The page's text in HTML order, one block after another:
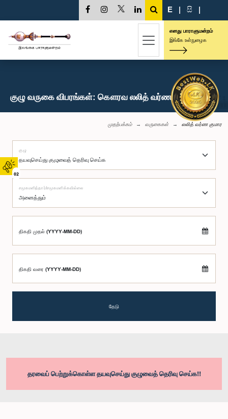
02
E | සි |
எனது பாராளுமன்றம்
இங்கே உள்நுழைக
குழு வருகை விபரங்கள்: கௌரவ லலித் வர்ண குமார, பா.உ.
முதற்பக்கம் வருகைகள் லலித் வர்ண குமார
குழு
சமூகமளித்தார்/சமூகமளிக்கவில்லை
திகதி முதல் (YYYY-MM-DD)
திகதி வரை (YYYY-MM-DD)
தேடு
தரவைப் பெற்றுக்கொள்ள தயவுசெய்து குழுவைத் தெரிவு செய்க!!